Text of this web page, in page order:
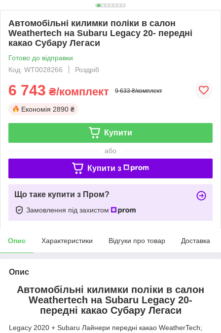
Автомобільні килимки поліки в салон
Weathertech на Subaru Legacy 20- передні
какао Субару Легаси
Готово до відправки
Код: WT0028266
Роздріб
6 743 ₴/комплект 9 633 ₴/комплект
Економія 2890 ₴
Купити
або
Купити з
Що таке купити з Пром?
Замовлення під захистом
Опис Характеристики Відгуки про товар Доставка
Опис
Автомобільні килимки поліки в салон
Weathertech на Subaru Legacy 20-
передні какао Субару Легаси
Legacy 2020 + Subaru Лайнери передні какао WeatherTech;